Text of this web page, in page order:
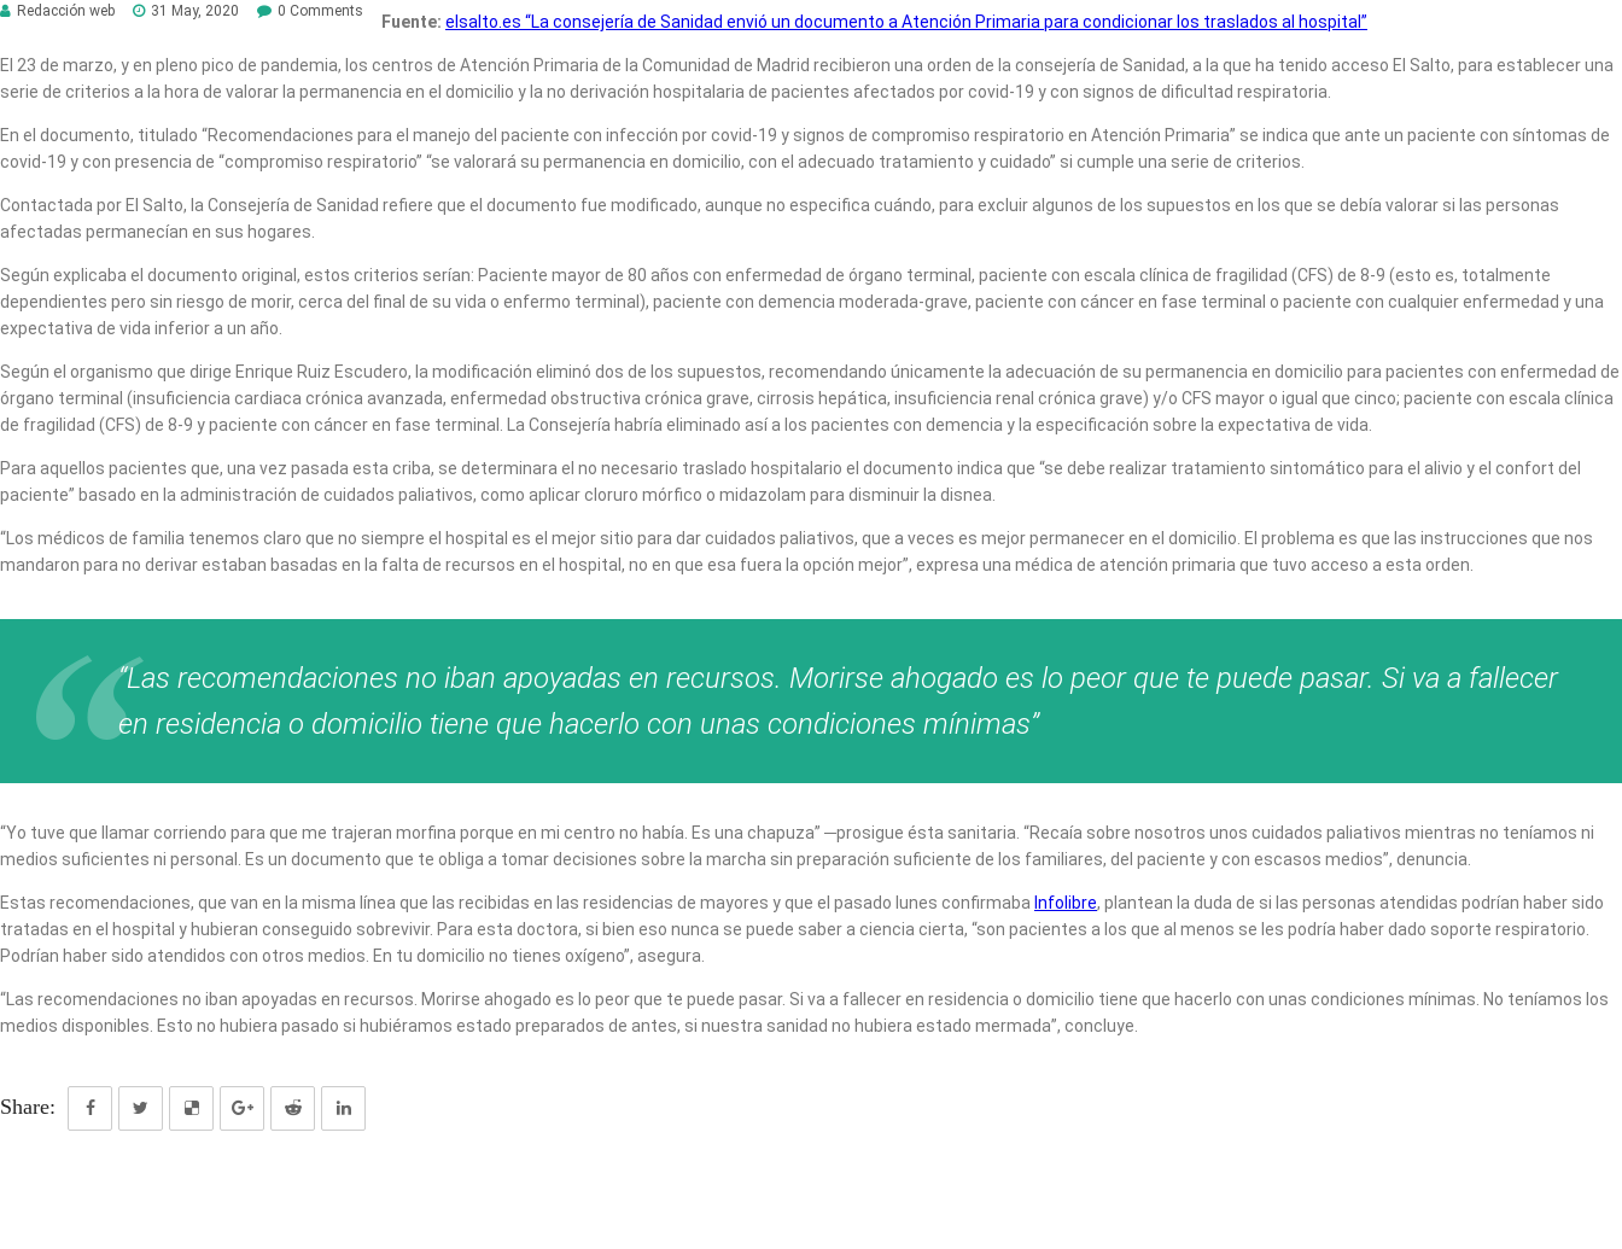
Redacción web 31 May, 2020 0 Comments
Fuente: elsalto.es “La consejería de Sanidad envió un documento a Atención Primaria para condicionar los traslados al hospital”
El 23 de marzo, y en pleno pico de pandemia, los centros de Atención Primaria de la Comunidad de Madrid recibieron una orden de la consejería de Sanidad, a la que ha tenido acceso El Salto, para establecer una
serie de criterios a la hora de valorar la permanencia en el domicilio y la no derivación hospitalaria de pacientes afectados por covid-19 y con signos de dificultad respiratoria.
En el documento, titulado “Recomendaciones para el manejo del paciente con infección por covid-19 y signos de compromiso respiratorio en Atención Primaria” se indica que ante un paciente con síntomas de
covid-19 y con presencia de “compromiso respiratorio” “se valorará su permanencia en domicilio, con el adecuado tratamiento y cuidado” si cumple una serie de criterios.
Contactada por El Salto, la Consejería de Sanidad refiere que el documento fue modificado, aunque no especifica cuándo, para excluir algunos de los supuestos en los que se debía valorar si las personas
afectadas permanecían en sus hogares.
Según explicaba el documento original, estos criterios serían: Paciente mayor de 80 años con enfermedad de órgano terminal, paciente con escala clínica de fragilidad (CFS) de 8-9 (esto es, totalmente
dependientes pero sin riesgo de morir, cerca del final de su vida o enfermo terminal), paciente con demencia moderada-grave, paciente con cáncer en fase terminal o paciente con cualquier enfermedad y una
expectativa de vida inferior a un año.
Según el organismo que dirige Enrique Ruiz Escudero, la modificación eliminó dos de los supuestos, recomendando únicamente la adecuación de su permanencia en domicilio para pacientes con enfermedad de
órgano terminal (insuficiencia cardiaca crónica avanzada, enfermedad obstructiva crónica grave, cirrosis hepática, insuficiencia renal crónica grave) y/o CFS mayor o igual que cinco; paciente con escala clínica
de fragilidad (CFS) de 8-9 y paciente con cáncer en fase terminal. La Consejería habría eliminado así a los pacientes con demencia y la especificación sobre la expectativa de vida.
Para aquellos pacientes que, una vez pasada esta criba, se determinara el no necesario traslado hospitalario el documento indica que “se debe realizar tratamiento sintomático para el alivio y el confort del
paciente” basado en la administración de cuidados paliativos, como aplicar cloruro mórfico o midazolam para disminuir la disnea.
“Los médicos de familia tenemos claro que no siempre el hospital es el mejor sitio para dar cuidados paliativos, que a veces es mejor permanecer en el domicilio. El problema es que las instrucciones que nos
mandaron para no derivar estaban basadas en la falta de recursos en el hospital, no en que esa fuera la opción mejor”, expresa una médica de atención primaria que tuvo acceso a esta orden.
“Las recomendaciones no iban apoyadas en recursos. Morirse ahogado es lo peor que te puede pasar. Si va a fallecer
en residencia o domicilio tiene que hacerlo con unas condiciones mínimas”
“Yo tuve que llamar corriendo para que me trajeran morfina porque en mi centro no había. Es una chapuza” ─prosigue ésta sanitaria. “Recaía sobre nosotros unos cuidados paliativos mientras no teníamos ni
medios suficientes ni personal. Es un documento que te obliga a tomar decisiones sobre la marcha sin preparación suficiente de los familiares, del paciente y con escasos medios”, denuncia.
Estas recomendaciones, que van en la misma línea que las recibidas en las residencias de mayores y que el pasado lunes confirmaba Infolibre, plantean la duda de si las personas atendidas podrían haber sido
tratadas en el hospital y hubieran conseguido sobrevivir. Para esta doctora, si bien eso nunca se puede saber a ciencia cierta, “son pacientes a los que al menos se les podría haber dado soporte respiratorio.
Podrían haber sido atendidos con otros medios. En tu domicilio no tienes oxígeno”, asegura.
“Las recomendaciones no iban apoyadas en recursos. Morirse ahogado es lo peor que te puede pasar. Si va a fallecer en residencia o domicilio tiene que hacerlo con unas condiciones mínimas. No teníamos los
medios disponibles. Esto no hubiera pasado si hubiéramos estado preparados de antes, si nuestra sanidad no hubiera estado mermada”, concluye.
Share: